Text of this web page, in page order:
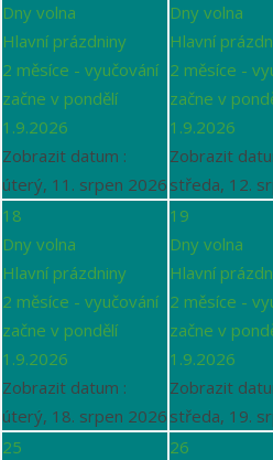
Dny volna
Hlavní prázdniny
2 měsíce - vyučování
začne v pondělí
1.9.2026
Zobrazit datum :
úterý, 11. srpen 2026
Dny volna
Hlavní
2 měsíce -
začne v
1.9.2026
Zobrazit
středa, 12.
18
Dny volna
Hlavní prázdniny
2 měsíce - vyučování
začne v pondělí
1.9.2026
Zobrazit datum :
úterý, 18. srpen 2026
19
Dny volna
Hlavní
2 měsíce -
začne v
1.9.2026
Zobrazit
středa, 19.
25
26